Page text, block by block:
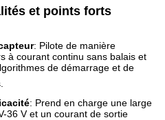
et points forts
: Pilote de manière
à courant continu sans balais et
de démarrage et de
: Prend en charge une large
36 V et un courant de sortie